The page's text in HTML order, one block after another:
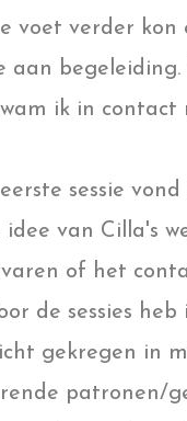
voet verder kon
aan begeleiding.
ik in contact
sessie
idee van Cilla's
of het
de sessies heb
gekregen in
patronen/